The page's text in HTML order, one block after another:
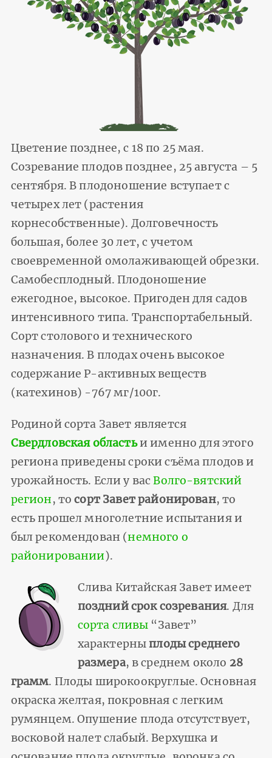
Цветение позднее, с 18 по 25 мая.
Созревание плодов позднее, 25 августа – 5
сентября. В плодоношение вступает с
четырех лет (растения
корнесобственные). Долговечность
большая, более 30 лет, с учетом
своевременной омолаживающей обрезки.
Самобесплодный. Плодоношение
ежегодное, высокое. Пригоден для садов
интенсивного типа. Транспортабельный.
Сорт столового и технического
назначения. В плодах очень высокое
содержание Р-активных веществ
(катехинов) -767 мг/100г.
Родиной сорта Завет является
Свердловская областьи именно для этого
региона приведены сроки съёма плодов и
урожайность. Если у васВолго-вятский
регион, тосорт Завет районирован, то
есть прошел многолетние испытания и
был рекомендован (немного о
районировании).
Слива Китайская Завет имеет
поздний срок созревания. Для
сорта сливы “Завет”
характерны плоды среднего
размера, в среднем около 28
грамм. Плоды широкоокруглые. Основная
окраска желтая, покровная с легким
румянцем. Опушение плода отсутствует,
восковой налет слабый. Верхушка и